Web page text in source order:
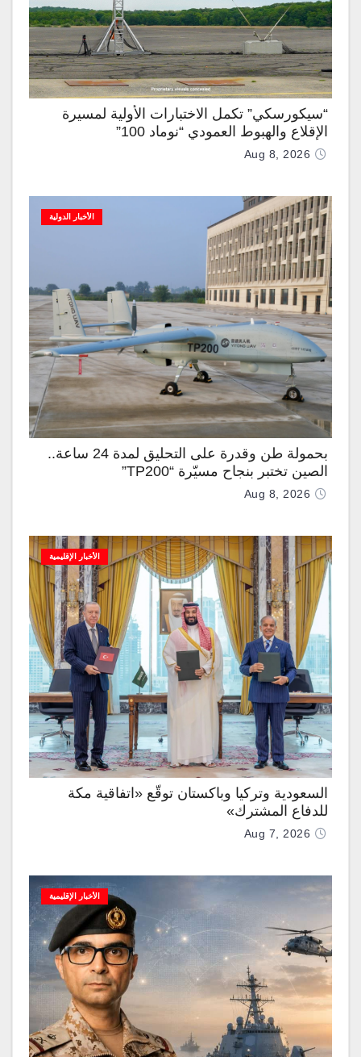
“سيكورسكي” تكمل الاختبارات الأولية لمسيرة
الإقلاع والهبوط العمودي “نوماد 100”
Aug 8, 2026
الأخبار الدولية
بحمولة طن وقدرة على التحليق لمدة 24 ساعة..
الصين تختبر بنجاح مسيّرة “TP200”
Aug 8, 2026
الأخبار الإقليمية
السعودية وتركيا وباكستان توقّع «اتفاقية مكة
للدفاع المشترك»
Aug 7, 2026
الأخبار الإقليمية